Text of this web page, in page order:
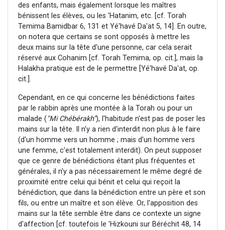
des enfants, mais également lorsque les maîtres
bénissent les élèves, ou les 'Hatanim, etc. [cf. Torah
Temima Bamidbar 6, 131 et Yé'havé Da'at 5, 14]. En outre,
on notera que certains se sont opposés à mettre les
deux mains sur la tête d'une personne, car cela serait
réservé aux Cohanim [cf. Torah Temima, op. cit.], mais la
Halakha pratique est de le permettre [Yé'havé Da'at, op.
cit.].
Cependant, en ce qui concerne les bénédictions faites
par le rabbin après une montée à la Torah ou pour un
malade ( "Mi Chébérakh"), l'habitude n'est pas de poser les
mains sur la tête. Il n'y a rien d'interdit non plus à le faire
(d'un homme vers un homme ; mais d'un homme vers
une femme, c'est totalement interdit). On peut supposer
que ce genre de bénédictions étant plus fréquentes et
générales, il n'y a pas nécessairement le même degré de
proximité entre celui qui bénit et celui qui reçoit la
bénédiction, que dans la bénédiction entre un père et son
fils, ou entre un maître et son élève. Or, l'apposition des
mains sur la tête semble être dans ce contexte un signe
d'affection [cf. toutefois le 'Hizkouni sur Béréchit 48, 14